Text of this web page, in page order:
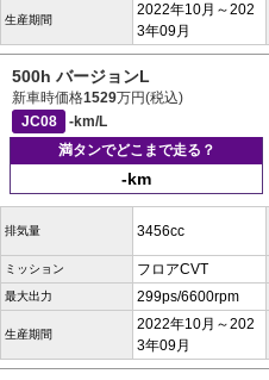
生産期間
2022年10月～202
3年09月
500h バージョンL
新車時価格1529万円(税込)
JC08
-km/L
満タンでどこまで走る？
-km
排気量 3456cc
ミッション フロアCVT
最大出力 299ps/6600rpm
生産期間
2022年10月～202
3年09月